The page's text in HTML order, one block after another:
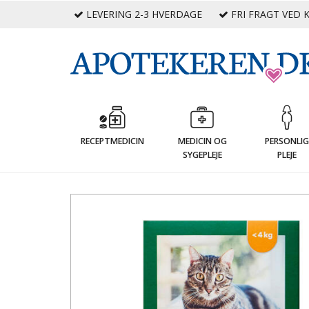
LEVERING 2-3 HVERDAGE FRI FRAGT VED
RECEPTMEDICIN
MEDICIN OG
SYGEPLEJE
PERSONLIG
PLEJE